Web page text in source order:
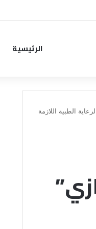
الرئيسية
الطبية اللازمة